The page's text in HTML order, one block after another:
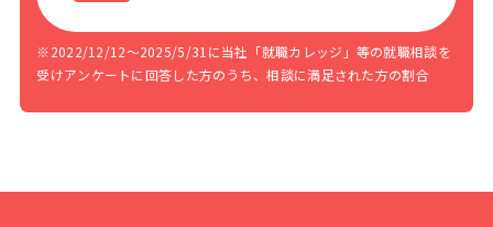
※2022/12/12～2025/5/31に当社「就職カレッジ」等の就職相談を
受けアンケートに回答した方のうち、相談に満足された方の割合